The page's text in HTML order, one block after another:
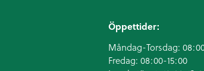
Öppettider:
Måndag-Torsdag:
Fredag: 08:00-15:00